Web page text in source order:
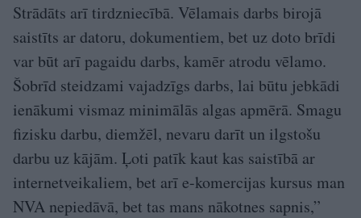
Strādāts arī tirdzniecībā. Vēlamais darbs birojā
saistīts ar datoru, dokumentiem, bet uz doto brīdi
var būt arī pagaidu darbs, kamēr atrodu vēlamo.
Šobrīd steidzami vajadzīgs darbs, lai būtu jebkādi
ienākumi vismaz minimālās algas apmērā. Smagu
fizisku darbu, diemžēl, nevaru darīt un ilgstošu
darbu uz kājām. Ļoti patīk kaut kas saistībā ar
internetveikaliem, bet arī e-komercijas kursus man
NVA nepiedāvā, bet tas mans nākotnes sapnis,”